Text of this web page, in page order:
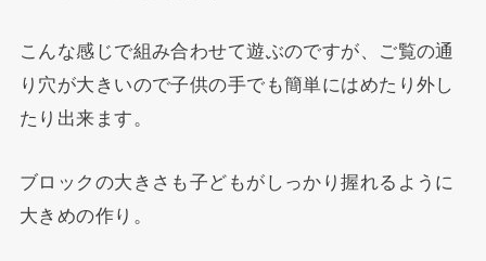
こんな感じで組み合わせて遊ぶのですが、ご覧の通
り穴が大きいので子供の手でも簡単にはめたり外し
たり出来ます。
ブロックの大きさも子どもがしっかり握れるように
大きめの作り。